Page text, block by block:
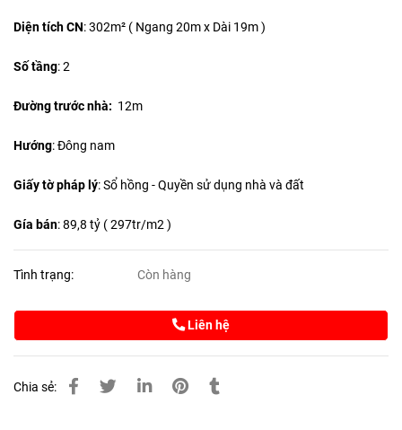
Diện tích CN:302m² ( Ngang 20m x Dài 19m )
Số tầng: 2
Đường trước nhà: 12m
Hướng: Đông nam
Giấy tờ pháp lý: Sổ hồng - Quyền sử dụng nhà và đất
Gía bán: 89,8 tỷ ( 297tr/m2 )
Tình trạng: Còn hàng
Liên hệ
Chia sẻ: